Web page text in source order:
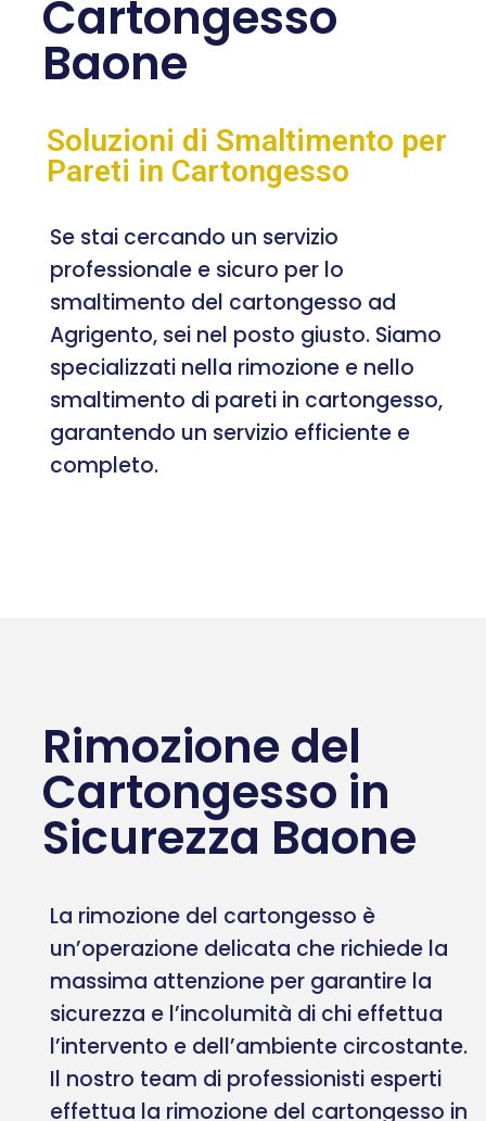
Cartongesso
Baone
Soluzioni di Smaltimento per
Pareti in Cartongesso
Se stai cercando un servizio
professionale e sicuro per lo
smaltimento del cartongesso ad
Agrigento, sei nel posto giusto. Siamo
specializzati nella rimozione e nello
smaltimento di pareti in cartongesso,
garantendo un servizio efficiente e
completo.
Rimozione del
Cartongesso in
Sicurezza Baone
La rimozione del cartongesso è
un’operazione delicata che richiede la
massima attenzione per garantire la
sicurezza e l’incolumità di chi effettua
l’intervento e dell’ambiente circostante.
Il nostro team di professionisti esperti
effettua la rimozione del cartongesso in